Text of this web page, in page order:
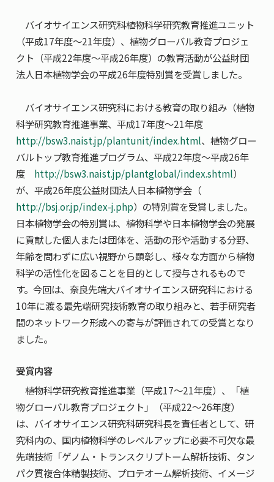
国際バイオゼミナール
サマーキャンプ
海外ラボインターンシップ
国際学生ワークショップ
UCDリトリート
UCDオンラインゼミナール
研究＆授業
イベント
生活
保護者の方へ
合わせ
マップ
学内限定 ENGLISH
受験生の方へ
在学生の方へ
企業・研究者の方へ
バイオサイエンス研究科植物科学研究教育推進ユニット
（平成17年度～21年度）、植物グローバル教育プロジェ
クト（平成22年度～平成26年度）の教育活動が公益財団
法人日本植物学会の平成26年度特別賞を受賞しました。
バイオサイエンス研究科における教育の取り組み（植物
科学研究教育推進事業、平成17年度～21年度
http://bsw3.naist.jp/plantunit/index.html、植物グロー
バルトップ教育推進プログラム、平成22年度～平成26年
度 http://bsw3.naist.jp/plantglobal/index.shtml）
が、平成26年度公益財団法人日本植物学会（
http://bsj.or.jp/index-j.php）の特別賞を受賞しました。
日本植物学会の特別賞は、植物科学や日本植物学会の発展
に貢献した個人または団体を、活動の形や活動する分野、
年齢を問わずに広い視野から顕彰し、様々な方面から植物
科学の活性化を図ることを目的として授与されるもので
す。今回は、奈良先端大バイオサイエンス研究科における
10年に渡る最先端研究技術教育の取り組みと、若手研究者
間のネットワーク形成への寄与が評価されての受賞となり
ました。
受賞内容
植物科学研究教育推進事業（平成17～21年度）、「植
物グローバル教育プロジェクト」（平成22～26年度）
は、バイオサイエンス研究科研究科長を責任者として、研
究科内の、国内植物科学のレベルアップに必要不可欠な最
先端技術「ゲノム・トランスクリプトーム解析技術、タン
パク質複合体精製技術、プロテオーム解析技術、イメージ